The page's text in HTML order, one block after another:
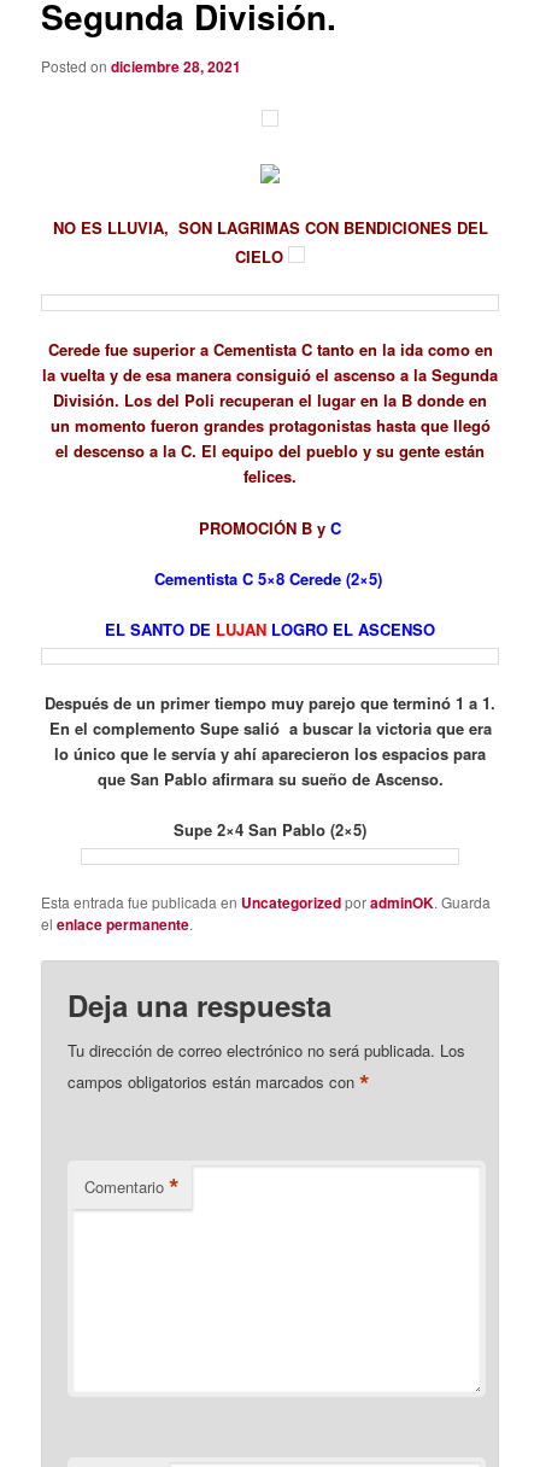
Segunda División.
Posted ondiciembre 28, 2021
NO ES LLUVIA, SON LAGRIMAS CON BENDICIONES DEL
CIELO
Cerede fue superior a Cementista C tanto en la ida como en
la vuelta y de esa manera consiguió el ascenso a la Segunda
División. Los del Poli recuperan el lugar en la B donde en
un momento fueron grandes protagonistas hasta que llegó
el descenso a la C. El equipo del pueblo y su gente están
felices.
PROMOCIÓN B y C
Cementista C 5×8 Cerede (2×5)
EL SANTO DE LUJAN LOGRO EL ASCENSO
Después de un primer tiempo muy parejo que terminó 1 a 1.
En el complemento Supe salió a buscar la victoria que era
lo único que le servía y ahí aparecieron los espacios para
que San Pablo afirmara su sueño de Ascenso.
Supe 2×4 San Pablo (2×5)
Esta entrada fue publicada en UncategorizedporadminOK. Guarda
elenlace permanente.
Deja una respuesta
Tu dirección de correo electrónico no será publicada. Los
campos obligatorios están marcados con*
Comentario *